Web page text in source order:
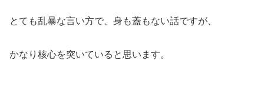
とても乱暴な言い方で、身も蓋もない話ですが、
かなり核心を突いていると思います。